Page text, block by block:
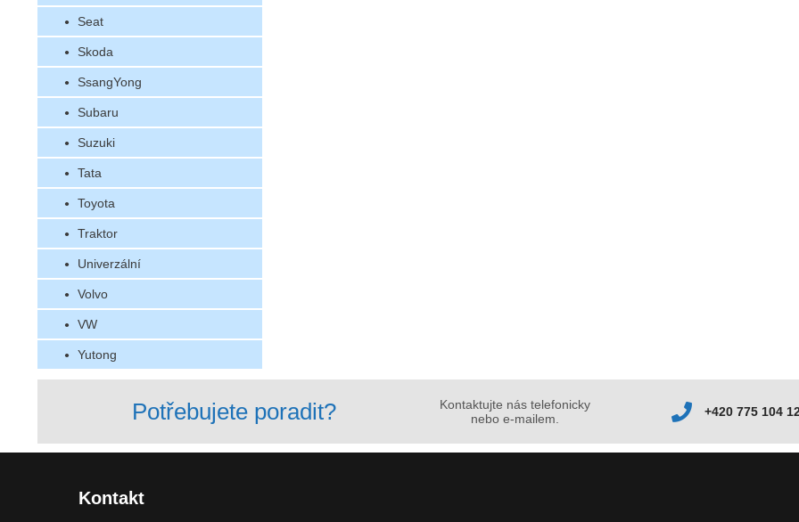
Seat
Skoda
SsangYong
Subaru
Suzuki
Tata
Toyota
Traktor
Univerzální
Volvo
VW
Yutong
Potřebujete poradit?
Kontaktujte nás telefonicky
nebo e-mailem.
+420 775 104
Kontakt